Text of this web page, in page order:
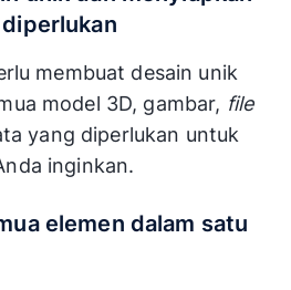
membuat desain unik
model 3D, gambar, file
yang diperlukan untuk
inginkan.
elemen dalam satu